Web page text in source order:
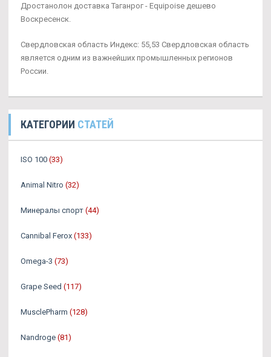
Дростанолон доставка Таганрог - Equipoise дешево
Воскресенск.
Свердловская область Индекс: 55,53 Свердловская область
является одним из важнейших промышленных регионов
России.
КАТЕГОРИИ СТАТЕЙ
ISO 100 (33)
Animal Nitro (32)
Минералы спорт (44)
Cannibal Ferox (133)
Omega-3 (73)
Grape Seed (117)
MusclePharm (128)
Nandroge (81)